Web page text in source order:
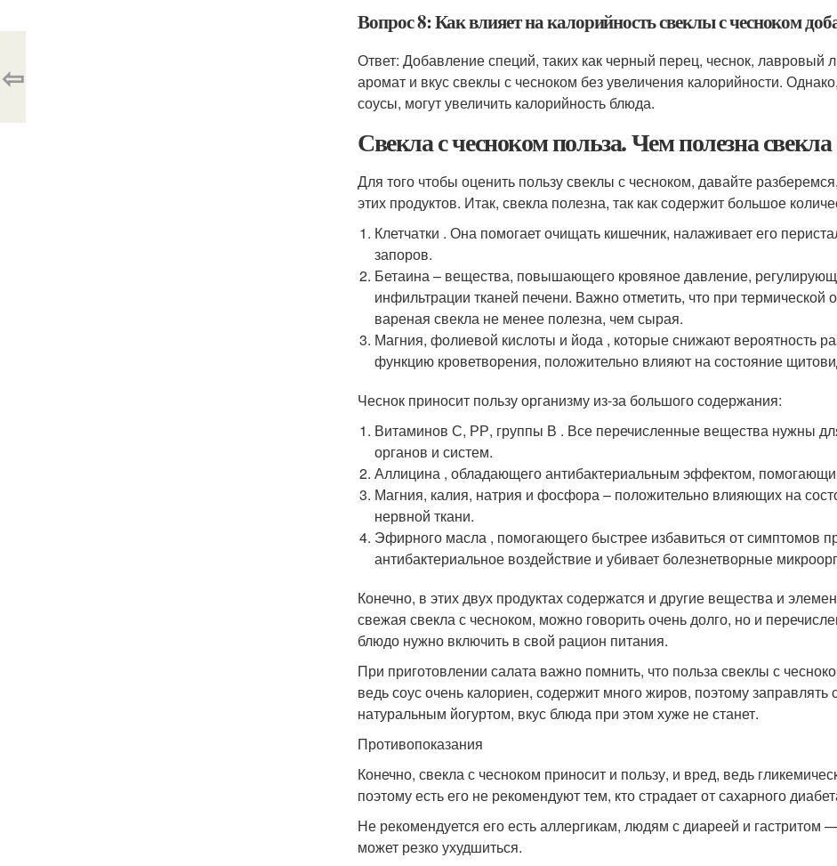
Вопрос 8: Как влияет на калорийность свеклы с чесноком
Ответ: Добавление специй, таких как черный перец, чеснок, лавровый
аромат и вкус свеклы с чесноком без увеличения калорийности.
соусы, могут увеличить калорийность блюда.
Свекла с чесноком польза. Чем полезна
Для того чтобы оценить пользу свеклы с чесноком, давайте
этих продуктов. Итак, свекла полезна, так как содержит большое
Клетчатки . Она помогает очищать кишечник, налаживает его
запоров.
Бетаина – вещества, повышающего кровяное давление,
инфильтрации тканей печени. Важно отметить, что при термической
вареная свекла не менее полезна, чем сырая.
Магния, фолиевой кислоты и йода , которые снижают вероятность
функцию кроветворения, положительно влияют на состояние
Чеснок приносит пользу организму из-за большого содержания:
Витаминов С, РР, группы В . Все перечисленные вещества нужны
органов и систем.
Аллицина , обладающего антибактериальным эффектом,
Магния, калия, натрия и фосфора – положительно влияющих на
нервной ткани.
Эфирного масла , помогающего быстрее избавиться от симптомов
антибактериальное воздействие и убивает болезнетворные
Конечно, в этих двух продуктах содержатся и другие вещества и
свежая свекла с чесноком, можно говорить очень долго, но и
блюдо нужно включить в свой рацион питания.
При приготовлении салата важно помнить, что польза свеклы с
ведь соус очень калориен, содержит много жиров, поэтому заправлять
натуральным йогуртом, вкус блюда при этом хуже не станет.
Противопоказания
Конечно, свекла с чесноком приносит и пользу, и вред, ведь
поэтому есть его не рекомендуют тем, кто страдает от сахарного
Не рекомендуется его есть аллергикам, людям с диареей и гастритом
может резко ухудшиться.
⇦